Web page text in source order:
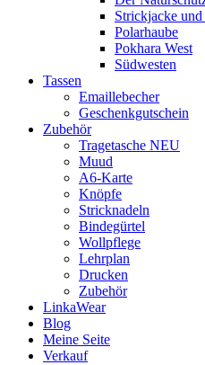
Strickjacke
Polarhaube
Pokhara West
Südwesten
Tassen
Emaillebecher
Geschenkgutschein
Zubehör
Tragetasche NEU
Muud
A6-Karte
Knöpfe
Stricknadeln
Bindegürtel
Wollpflege
Lehrplan
Drucken
Zubehör
LinkaWear
Blog
Meine Seite
Verkauf